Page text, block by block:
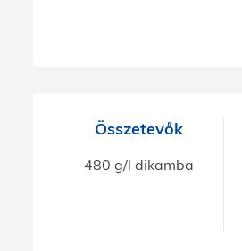
Összetevők
480 g/l dikamba